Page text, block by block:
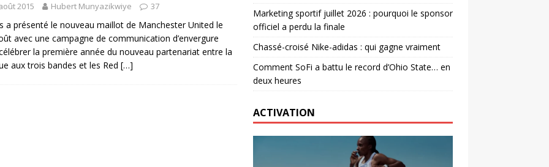
2015 Hubert Munyazikwiye 37
a présenté le nouveau maillot de Manchester United le
avec une campagne de communication d’envergure
la première année du nouveau partenariat entre la
aux trois bandes et les Red […]
Marketing sportif juillet 2026 : pourquoi le sponsor
officiel a perdu la finale
Chassé-croisé Nike-adidas : qui gagne vraiment
Comment SoFi a battu le record d’Ohio State… en
deux heures
ACTIVATION